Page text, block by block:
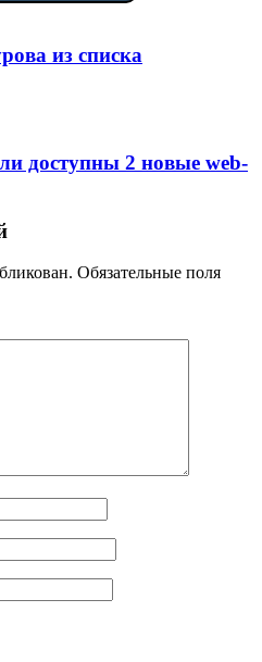
из списка
доступны 2 новые web-
Обязательные поля